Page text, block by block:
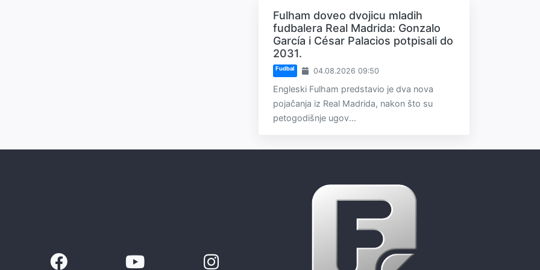
Fulham doveo dvojicu mladih
fudbalera Real Madrida: Gonzalo
García i César Palacios potpisali do
2031.
Fudbal 04.08.2026 09:50
Engleski Fulham predstavio je dva nova
pojačanja iz Real Madrida, nakon što su
petogodišnje ugov...